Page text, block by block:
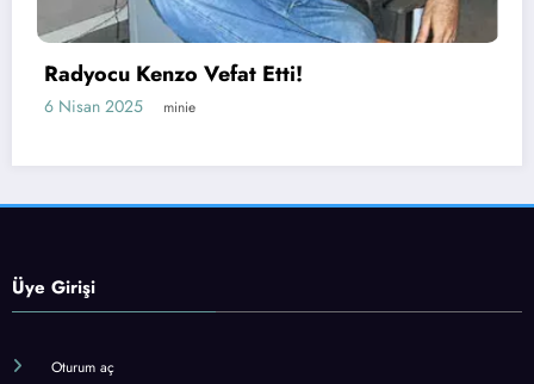
Vefat Etti!
minie
Radyo
Üye Girişi
Oturum aç